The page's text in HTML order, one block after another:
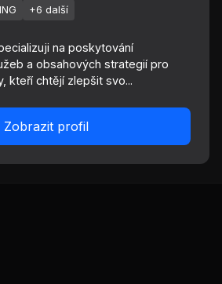
+6 další
na poskytování
a obsahových strategií pro
kteří chtějí zlepšit svo...
Zobrazit profil